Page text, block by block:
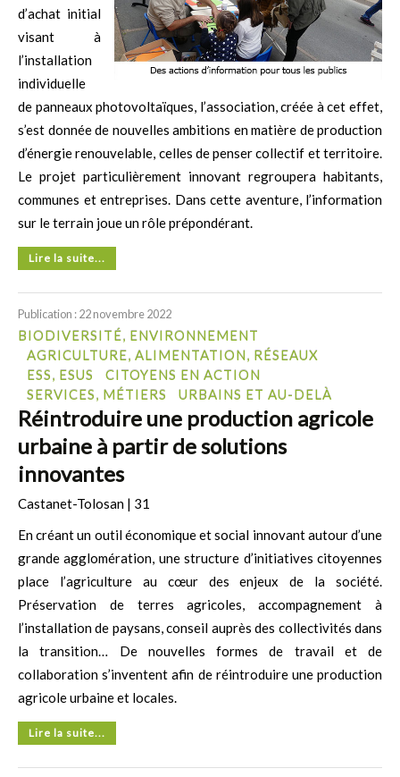
d’achat initial
visant à
l’installation
individuelle
de panneaux photovoltaïques, l’association, créée à cet effet,
s’est donnée de nouvelles ambitions en matière de production
d’énergie renouvelable, celles de penser collectif et territoire.
Le projet particulièrement innovant regroupera habitants,
communes et entreprises. Dans cette aventure, l’information
sur le terrain joue un rôle prépondérant.
Lire la suite...
Publication : 22 novembre 2022
BIODIVERSITÉ, ENVIRONNEMENT
AGRICULTURE, ALIMENTATION, RÉSEAUX
ESS, ESUS
CITOYENS EN ACTION
SERVICES, MÉTIERS
URBAINS ET AU-DELÀ
Réintroduire une production agricole
urbaine à partir de solutions
innovantes
Castanet-Tolosan | 31
En créant un outil économique et social innovant autour d’une
grande agglomération, une structure d’initiatives citoyennes
place l’agriculture au cœur des enjeux de la société.
Préservation de terres agricoles, accompagnement à
l’installation de paysans, conseil auprès des collectivités dans
la transition… De nouvelles formes de travail et de
collaboration s’inventent afin de réintroduire une production
agricole urbaine et locales.
Lire la suite...